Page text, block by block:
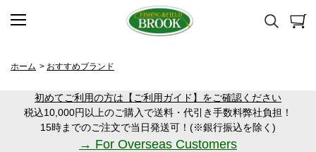
ホーム > おすすめブランド
初めてご利用の方は【ご利用ガイド】をご確認ください
税込10,000円以上のご購入で送料・代引き手数料弊社負担！
15時までのご注文で当日発送可！(※銀行振込を除く)
→ For Overseas Customers